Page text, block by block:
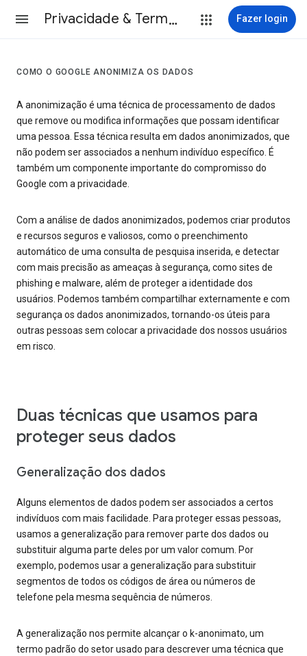
Privacidade & Termos Fazer login
COMO O GOOGLE ANONIMIZA OS DADOS
A anonimização é uma técnica de processamento de dados
que remove ou modifica informações que possam identificar
uma pessoa. Essa técnica resulta em dados anonimizados, que
não podem ser associados a nenhum indivíduo específico. É
também um componente importante do compromisso do
Google com a privacidade.
Com a análise de dados anonimizados, podemos criar produtos
e recursos seguros e valiosos, como o preenchimento
automático de uma consulta de pesquisa inserida, e detectar
com mais precisão as ameaças à segurança, como sites de
phishing e malware, além de proteger a identidade dos
usuários. Podemos também compartilhar externamente e com
segurança os dados anonimizados, tornando-os úteis para
outras pessoas sem colocar a privacidade dos nossos usuários
em risco.
Duas técnicas que usamos para
proteger seus dados
Generalização dos dados
Alguns elementos de dados podem ser associados a certos
indivíduos com mais facilidade. Para proteger essas pessoas,
usamos a generalização para remover parte dos dados ou
substituir alguma parte deles por um valor comum. Por
exemplo, podemos usar a generalização para substituir
segmentos de todos os códigos de área ou números de
telefone pela mesma sequência de números.
A generalização nos permite alcançar o k-anonimato, um
termo padrão do setor usado para descrever uma técnica que